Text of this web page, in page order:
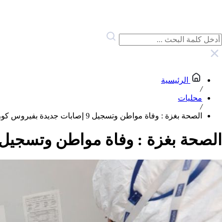
الرئيسية
/
محليات
/
الصحة بغزة : وفاة مواطن وتسجيل 9 إصابات جديدة بفيروس كورونا في قطاع غزة
الصحة بغزة : وفاة مواطن وتسجيل 9 إصابات جديدة بفيروس كورونا في قطاع